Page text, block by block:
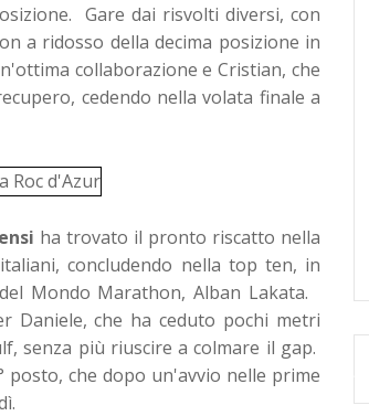
Gare dai risvolti diversi, con
a ridosso della decima posizione in
collaborazione e Cristian, che
cedendo nella volata finale a
ha trovato il pronto riscatto nella
concludendo nella top ten, in
Mondo Marathon, Alban Lakata.
Daniele, che ha ceduto pochi metri
senza più riuscire a colmare il gap.
posto, che dopo un'avvio nelle prime